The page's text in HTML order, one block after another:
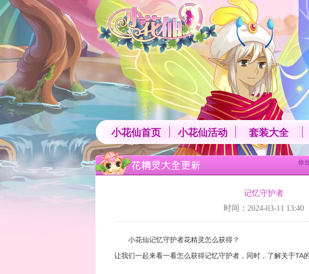
返回小花仙游戏-淘米小花仙官方网站
小花仙首页 小花仙活动 套装大全
你
记忆守护者
时间：2024-03-11 13:40
小花仙记忆守护者花精灵怎么获得？
让我们一起来看一看怎么获得记忆守护者，同时，了解关于TA